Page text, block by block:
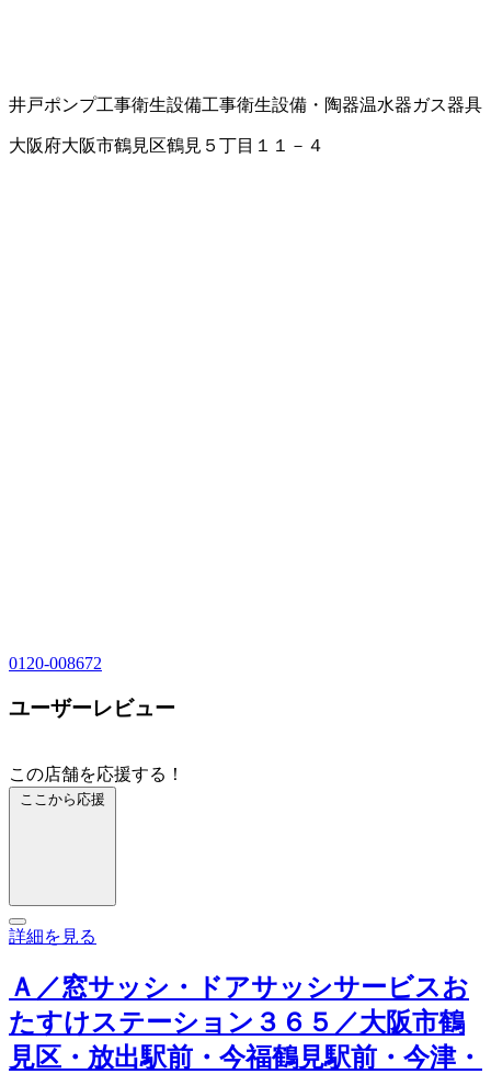
井戸ポンプ工事衛生設備工事衛生設備・陶器温水器ガス器具
大阪府大阪市鶴見区鶴見５丁目１１－４
0120-008672
ユーザーレビュー
この店舗を応援する！
ここから応援
詳細を見る
Ａ／窓サッシ・ドアサッシサービスお
たすけステーション３６５／大阪市鶴
見区・放出駅前・今福鶴見駅前・今津・